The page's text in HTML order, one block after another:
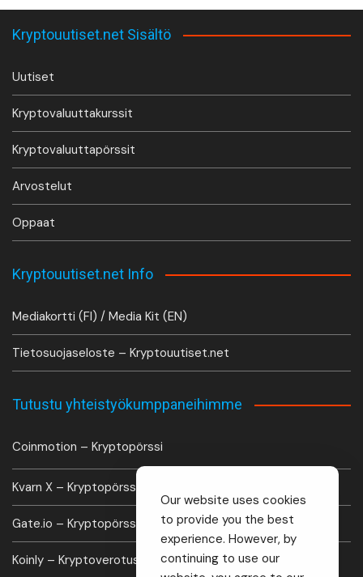
Kryptouutiset.net Sisältö
Uutiset
Kryptovaluuttakurssit
Kryptovaluuttapörssit
Arvostelut
Oppaat
Kryptouutiset.net Info
Mediakortti (FI) / Media Kit (EN)
Tietosuojaseloste – Kryptouutiset.net
Tutustu yhteistyökumppaneihimme
Coinmotion – Kryptopörssi
Kvarn X – Kryptopörssi
Gate.io – Kryptopörssi
Koinly – Kryptoverotus laskuri
Our website uses cookies
to provide you the best
experience. However, by
continuing to use our